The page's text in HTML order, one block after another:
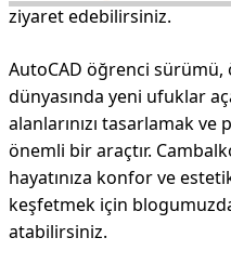
ziyaret edebilirsiniz.
AutoCAD öğrenci sürümü,
dünyasında yeni ufuklar
alanlarınızı tasarlamak
önemli bir araçtır.
hayatınıza konfor ve
keşfetmek için
atabilirsiniz.